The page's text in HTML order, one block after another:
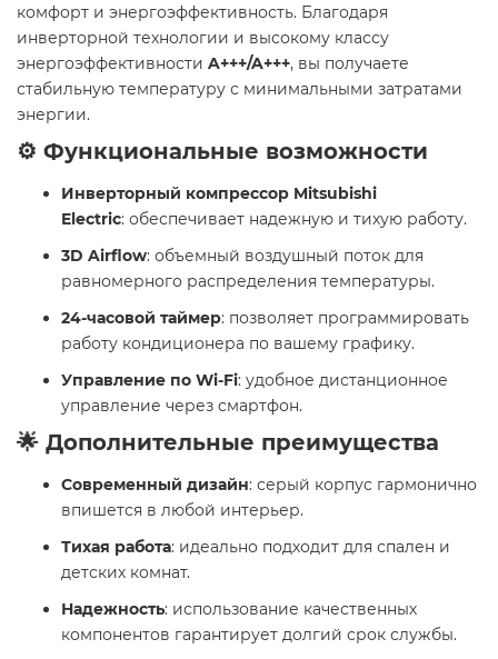
комфорт и энергоэффективность. Благодаря
инверторной технологии и высокому классу
энергоэффективности A+++/A+++, вы получаете
стабильную температуру с минимальными затратами
энергии.
⚙️ Функциональные возможности
Инверторный компрессор Mitsubishi
Electric: обеспечивает надежную и тихую работу.
3D Airflow: объемный воздушный поток для
равномерного распределения температуры.
24-часовой таймер: позволяет программировать
работу кондиционера по вашему графику.
Управление по Wi-Fi: удобное дистанционное
управление через смартфон.
🌟 Дополнительные преимущества
Современный дизайн: серый корпус гармонично
впишется в любой интерьер.
Тихая работа: идеально подходит для спален и
детских комнат.
Надежность: использование качественных
компонентов гарантирует долгий срок службы.